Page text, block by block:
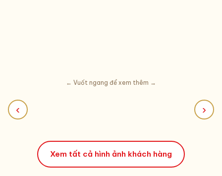
← Vuốt ngang để xem thêm →
‹ ›
Xem tất cả hình ảnh khách hàng